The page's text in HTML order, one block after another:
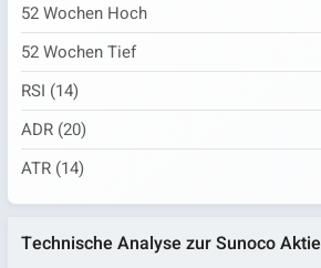
52 Wochen Hoch
52 Wochen Tief
RSI (14)
ADR (20)
ATR (14)
Technische Analyse zur Sunoco Aktie